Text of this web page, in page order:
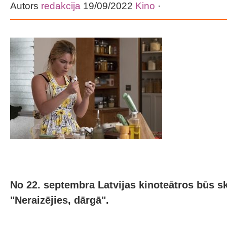
Autors redakcija 19/09/2022 Kino ·
No 22. septembra Latvijas kinoteātros būs
"Neraizējies, dārgā".